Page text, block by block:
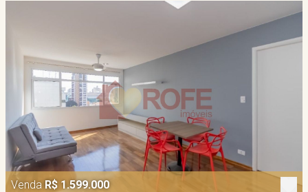
Venda R$ 1.599.000